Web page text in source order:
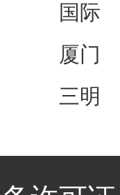
国际
厦门
三明